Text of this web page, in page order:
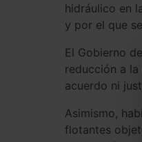
hidráulico en
y por el que
El Gobierno
reducción a la
acuerdo ni
Asimismo,
flotantes